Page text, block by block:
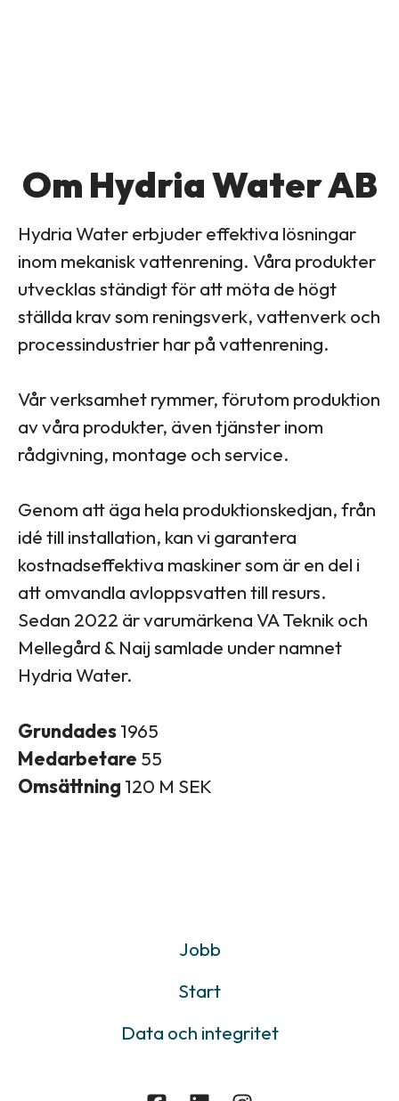
Om Hydria Water AB
Hydria Water erbjuder effektiva lösningar
inom mekanisk vattenrening. Våra produkter
utvecklas ständigt för att möta de högt
ställda krav som reningsverk, vattenverk och
processindustrier har på vattenrening.
Vår verksamhet rymmer, förutom produktion
av våra produkter, även tjänster inom
rådgivning, montage och service.
Genom att äga hela produktionskedjan, från
idé till installation, kan vi garantera
kostnadseffektiva maskiner som är en del i
att omvandla avloppsvatten till resurs.
Sedan 2022 är varumärkena VA Teknik och
Mellegård & Naij samlade under namnet
Hydria Water.
Grundades1965
Medarbetare 55
Omsättning 120 M SEK
Jobb
Start
Data och integritet